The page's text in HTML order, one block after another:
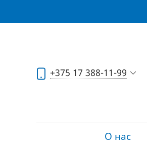
+375 17 388-11-99
О нас